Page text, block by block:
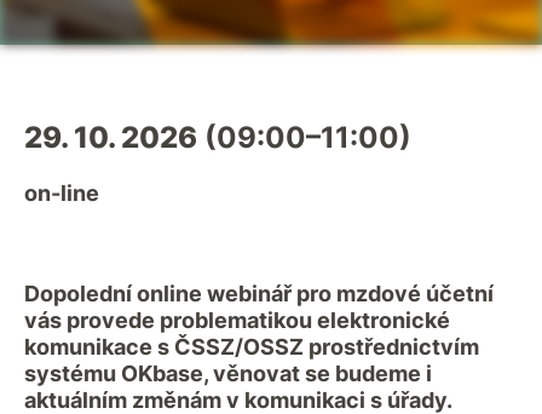
29. 10. 2026 (09:00–11:00)
on-line
Dopolední online webinář pro mzdové účetní
vás provede problematikou elektronické
komunikace s ČSSZ/OSSZ prostřednictvím
systému OKbase, věnovat se budeme i
aktuálním změnám v komunikaci s úřady.